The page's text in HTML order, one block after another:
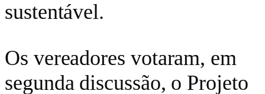
sustentável.
Os vereadores votaram, em
segunda discussão, o Projeto